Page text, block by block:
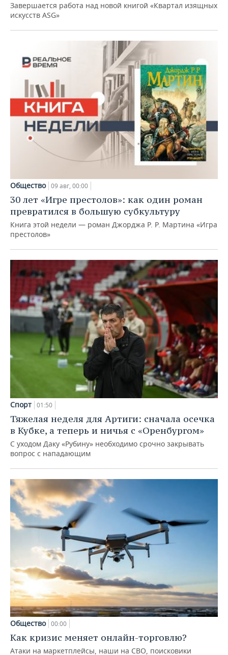
Завершается работа над новой книгой «Квартал изящных
искусств ASG»
Общество 09 авг, 00:00
30 лет «Игре престолов»: как один роман
превратился в большую субкультуру
Книга этой недели — роман Джорджа Р. Р. Мартина «Игра
престолов»
Спорт 01:50
Тяжелая неделя для Артиги: сначала осечка
в Кубке, а теперь и ничья с «Оренбургом»
С уходом Даку «Рубину» необходимо срочно закрывать
вопрос с нападающим
Общество 00:00
Как кризис меняет онлайн-торговлю?
Атаки на маркетплейсы, наши на СВО, поисковики